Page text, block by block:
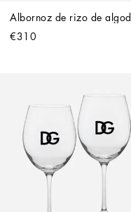
Albornoz de rizo de
€310